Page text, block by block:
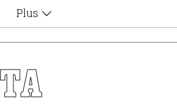
Plus
Αφιερώματα
Ζώδια